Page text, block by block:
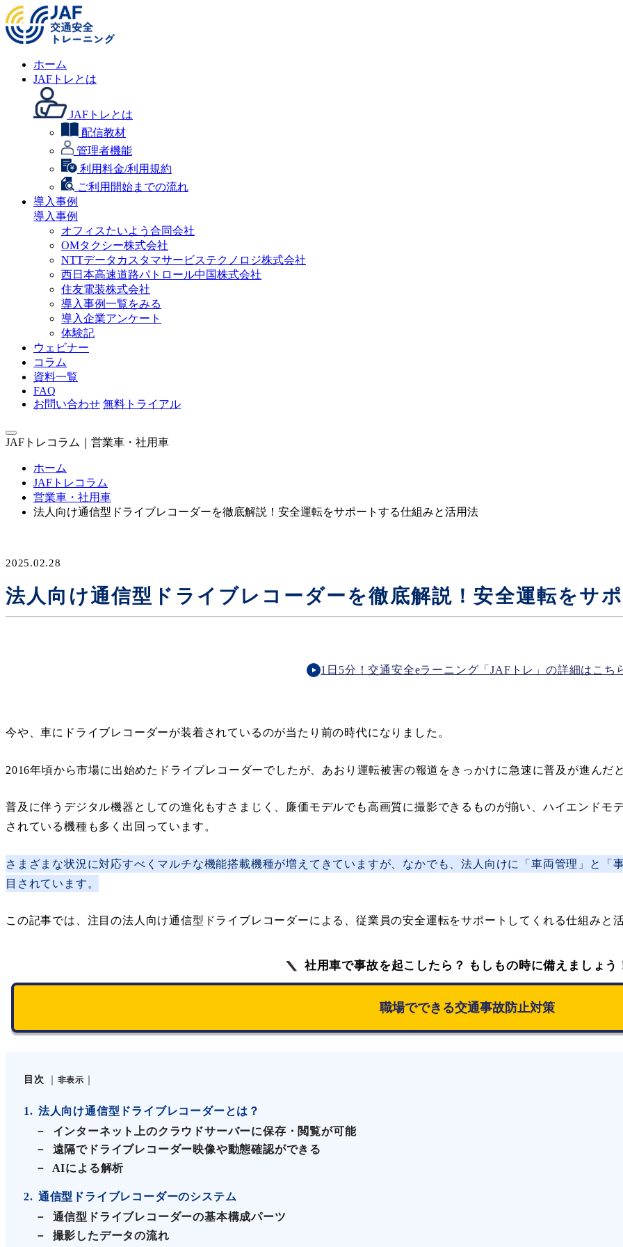
ホーム
JAFトレとは
JAFトレとは
配信教材
管理者機能
利用料金/利用規約
ご利用開始までの流れ
導入事例
導入事例
オフィスたいよう合同会社
OMタクシー株式会社
NTTデータカスタマサービステクノロジ株式会社
西日本高速道路パトロール中国株式会社
住友電装株式会社
導入事例一覧をみる
導入企業アンケート
体験記
ウェビナー
コラム
資料一覧
FAQ
お問い合わせ 無料トライアル
JAFトレコラム｜営業車・社用車
ホーム
JAFトレコラム
営業車・社用車
法人向け通信型ドライブレコーダーを徹底解説！安全運転をサポートする仕組みと活用法
2025.02.28
法人向け通信型ドライブレコーダーを徹底解説！安全運転をサ
1日5分！交通安全eラーニング「JAFトレ」の詳細はこち
今や、車にドライブレコーダーが装着されているのが当たり前の時代になりました。
2016年頃から市場に出始めたドライブレコーダーでしたが、あおり運転被害の報道をきっかけに急速に普及が進んだ
普及に伴うデジタル機器としての進化もすさまじく、廉価モデルでも高画質に撮影できるものが揃い、ハイエンドモ
されている機種も多く出回っています。
さまざまな状況に対応すべくマルチな機能搭載機種が増えてきていますが、なかでも、法人向けに「車両管理」と
目されています。
この記事では、注目の法人向け通信型ドライブレコーダーによる、従業員の安全運転をサポートしてくれる仕組みと
社用車で事故を起こしたら？ もしもの時に備えましょう
職場でできる交通事故防止対策
目次 非表示
1
法人向け通信型ドライブレコーダーとは？
インターネット上のクラウドサーバーに保存・閲覧が可能
遠隔でドライブレコーダー映像や動態確認ができる
AIによる解析
2
通信型ドライブレコーダーのシステム
通信型ドライブレコーダーの基本構成パーツ
撮影したデータの流れ